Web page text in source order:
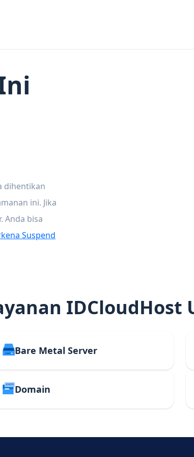
dihentikan
ini. Jika
Anda bisa
Suspend
IDCloudHost
Bare Metal Server
Domain